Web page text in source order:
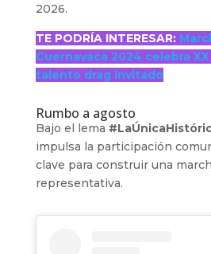
2026.
TE PODRÍA INTERESAR:
Cuernavaca 2024 celebra
talento drag invitado
Rumbo a agosto
Bajo el lema
impulsa la participación
clave para construir una
representativa.